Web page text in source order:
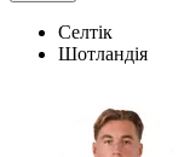
Селтік
Шотландія